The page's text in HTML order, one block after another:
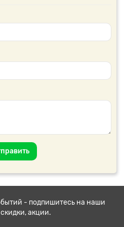
- подпишитесь на наши
акции.